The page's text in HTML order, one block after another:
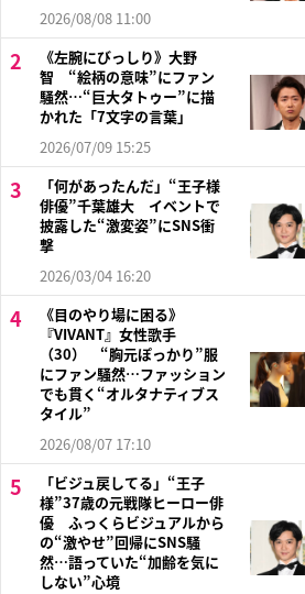
2026/08/08 11:00
《左腕にびっしり》大野
智 “絵柄の意味”にファン
騒然…“巨大タトゥー”に描
かれた「7文字の言葉」
2026/07/09 15:25
「何があったんだ」“王子様
俳優”千葉雄大 イベントで
披露した“激変姿”にSNS衝
撃
2026/03/04 16:20
《目のやり場に困る》
『VIVANT』女性歌手
（30） “胸元ぽっかり”服
にファン騒然…ファッション
でも貫く“オルタナティブス
タイル”
2026/08/07 17:10
「ビジュ戻してる」“王子
様”37歳の元戦隊ヒーロー俳
優 ふっくらビジュアルから
の“激やせ”回帰にSNS騒
然…語っていた“加齢を気に
しない”心境